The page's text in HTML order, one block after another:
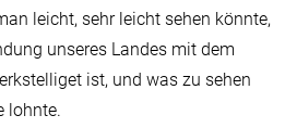
leicht, sehr leicht sehen könnte,
unseres Landes mit dem
ist, und was zu sehen
lohnte.